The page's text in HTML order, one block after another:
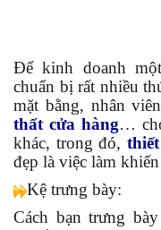
Để kinh doanh
chuẩn bị rất nhiều
mặt bằng, nhân
thất cửa hàng…
khác, trong đó,
đẹp là việc làm
Kệ trưng bày:
Cách bạn trưng